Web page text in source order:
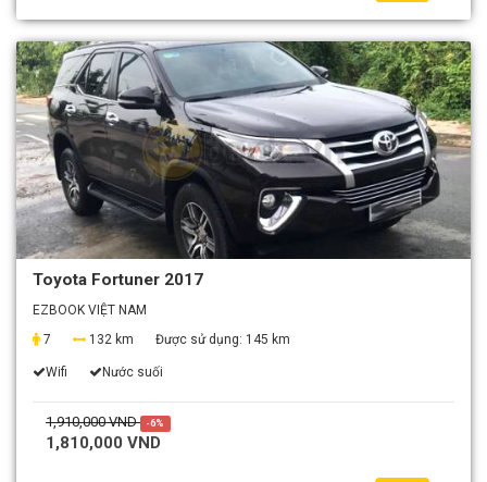
Toyota Fortuner 2017
EZBOOK VIỆT NAM
7
132 km Được sử dụng: 145 km
Wifi Nước suối
1,910,000 VND -6%
1,810,000 VND